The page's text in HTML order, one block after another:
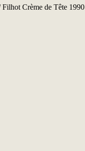
Filhot Crème de Tête 1990